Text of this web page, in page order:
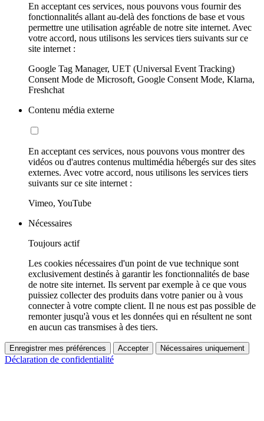
En acceptant ces services, nous pouvons vous fournir des
fonctionnalités allant au-delà des fonctions de base et vous
permettre une utilisation agréable de notre site internet. Avec
votre accord, nous utilisons les services tiers suivants sur ce
site internet :
Google Tag Manager, UET (Universal Event Tracking)
Consent Mode de Microsoft, Google Consent Mode, Klarna,
Freshchat
Contenu média externe
En acceptant ces services, nous pouvons vous montrer des
vidéos ou d'autres contenus multimédia hébergés sur des sites
externes. Avec votre accord, nous utilisons les services tiers
suivants sur ce site internet :
Vimeo, YouTube
Nécessaires
Toujours actif
Les cookies nécessaires d'un point de vue technique sont
exclusivement destinés à garantir les fonctionnalités de base
de notre site internet. Ils servent par exemple à ce que vous
puissiez collecter des produits dans votre panier ou à vous
connecter à votre compte client. Il ne nous est pas possible de
remonter jusqu'à vous et les données qui en résultent ne sont
en aucun cas transmises à des tiers.
Enregistrer mes préférences Accepter Nécessaires uniquement
Déclaration de confidentialité